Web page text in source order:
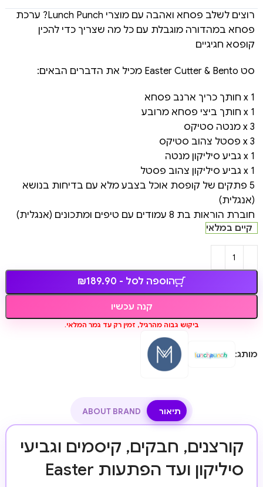
רוצים לשלב פסחא ואהבה עם מוצרי Lunch Punch? ערכת
פסחא במהדורה מוגבלת עם כל מה שצריך כדי להכין
קופסא חגיגיים
סט Easter Cutter & Bento מכיל את הדברים הבאים:
1 x חותך כריך ארנב פסחא
1 x חותך ביצי פסחא מרובע
3 x מנטה סטיקס
3 x פסטל צהוב סטיקס
1 x גביע סיליקון מנטה
1 x גביע סיליקון צהוב פסטל
5 פתקים של קופסת אוכל בצבע מלא עם בדיחות בנושא
(אנגלית)
חוברת הוראות בת 8 עמודים עם טיפים ומתכונים (אנגלית)
קיים במלאי
הוספה לסל - ₪189.90
קנה עכשיו
ביקוש גבוה מהרגיל, זמין רק עד גמר המלאי.
מותג:
תיאור ABOUT BRAND
קורצנים, חבקים, קיסמים וגביעי
סיליקון ועד הפתעות Easter